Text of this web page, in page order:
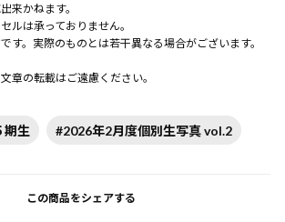
来かねます。
ルは承っておりません。
す。実際のものとは若干異なる場合がございます。
章の転載はご遠慮ください。
期生 #2026年2月度個別生写真 vol.2
この商品をシェアする